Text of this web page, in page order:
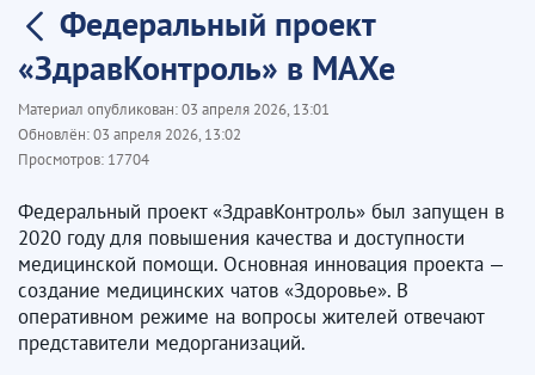
Федеральный проект
«ЗдравКонтроль» в МАХе
Материал опубликован:03 апреля 2026, 13:01
Обновлён:03 апреля 2026, 13:02
Просмотров: 17704
Федеральный проект «ЗдравКонтроль» был запущен в
2020 году для повышения качества и доступности
медицинской помощи. Основная инновация проекта —
создание медицинских чатов «Здоровье». В
оперативном режиме на вопросы жителей отвечают
представители медорганизаций.